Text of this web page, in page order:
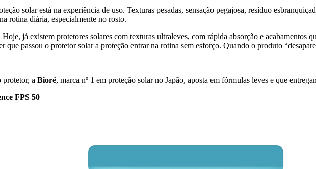
solar está na experiência de uso. Texturas pesadas, sensação pegajosa, resíduo
rotina diária, especialmente no rosto.
já existem protetores solares com texturas ultraleves, com rápida absorção e acabamentos
que passou o protetor solar a proteção entrar na rotina sem esforço. Quando o produto
protetor, a Bioré, marca nº 1 em proteção solar no Japão, aposta em fórmulas leves e que
FPS 50